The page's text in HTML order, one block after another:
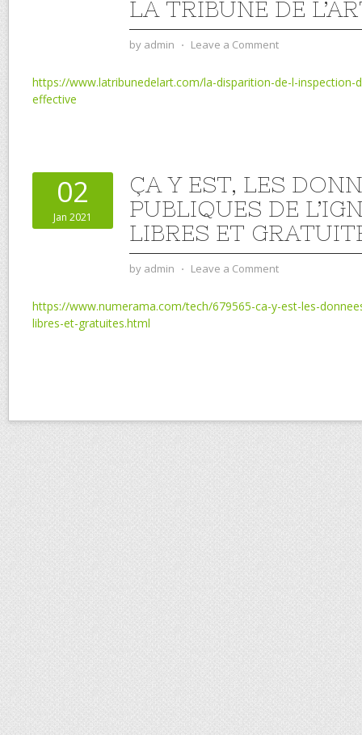
LA TRIBUNE DE
by admin ⋅ Leave a Comment
https://www.latribunedelart.com/la-disparition-de-l-inspection-
effective
02
Jan 2021
ÇA Y EST, LES
PUBLIQUES DE
LIBRES ET
by admin ⋅ Leave a Comment
https://www.numerama.com/tech/679565-ca-y-est-les-
libres-et-gratuites.html